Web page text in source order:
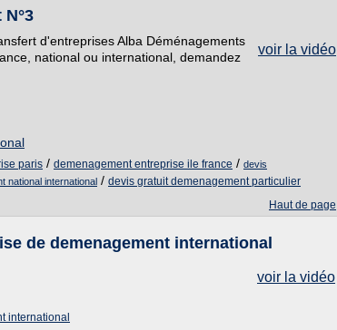
voir la vidéo
d'entreprises Alba Déménagements
national ou international, demandez
paris / demenagement entreprise ile france / devis
national international / devis gratuit demenagement particulier
Haut de page
de demenagement international
voir la vidéo
international